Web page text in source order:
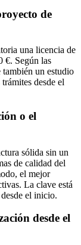
de
una licencia de
€. Según las
un estudio
desde el
o el
sólida sin un
de calidad del
el mejor
La clave está
el inicio.
desde el